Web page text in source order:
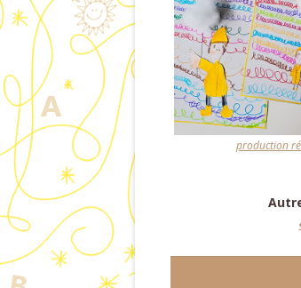
production